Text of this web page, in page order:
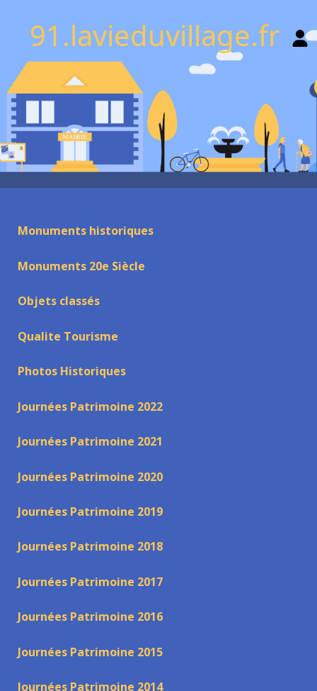
91.lavieduvillage.fr
Monuments historiques
Monuments 20e Siècle
Objets classés
Qualite Tourisme
Photos Historiques
Journées Patrimoine 2022
Journées Patrimoine 2021
Journées Patrimoine 2020
Journées Patrimoine 2019
Journées Patrimoine 2018
Journées Patrimoine 2017
Journées Patrimoine 2016
Journées Patrimoine 2015
Journées Patrimoine 2014